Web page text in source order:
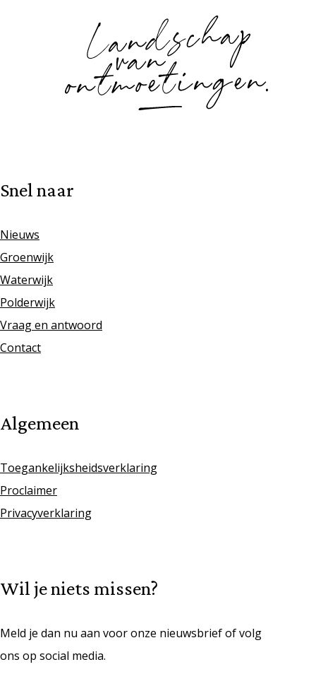
Snel naar
Nieuws
Groenwijk
Waterwijk
Polderwijk
Vraag en antwoord
Contact
Algemeen
Toegankelijksheidsverklaring
Proclaimer
Privacyverklaring
Wil je niets missen?
Meld je dan nu aan voor onze nieuwsbrief of volg
ons op social media.